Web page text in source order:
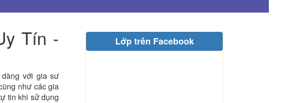
Tín -
với gia sư
như các gia
tin khi sử dụng
Lớp trên Facebook